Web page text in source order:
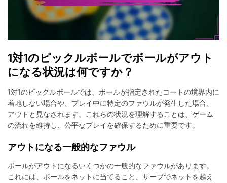
1対1のピックルボールでボールがアウト
になる状況は何ですか？
1対1のピックルボールでは、ボールが指定されたコートの境界内に
着地しない場合や、プレイ中に特定のファウルが発生した場合、
アウトと見なされます。これらの状況を理解することは、ゲーム
の流れを維持し、公平なプレイを確保するために重要です。
アウトになる一般的なファウル
ボールがアウトになるいくつかの一般的なファウルがあります。
これには、ボールをネットに当てること、サーブでネットを越え